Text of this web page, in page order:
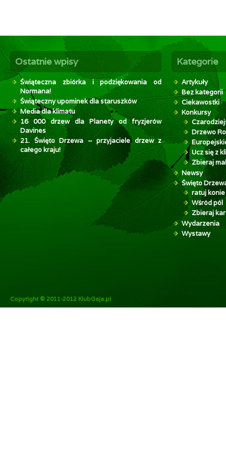
Ostatnie wpisy
Świąteczna zbiórka i podziękowania od
Normana!
Świąteczny upominek dla staruszków
Media dla klimatu
16 000 drzew dla Planety od fryzjerów
Davines
21. Święto Drzewa – przyjaciele drzew z
całego kraju!
Kategorie
Artykuły
Bez kategorii
Ciekawostki
Konkursy
Drzewo
Ucz się z
Zbieraj
Newsy
Święto
ratuj konie
Wśród pól
Zbieraj
Wydarzenia
Wystawy
Copyright © 2011-2012 KlubGaja.pl